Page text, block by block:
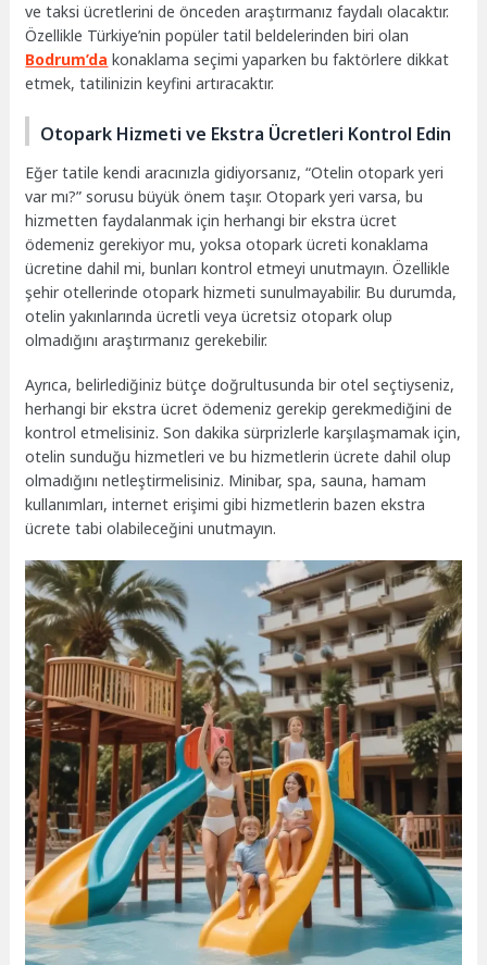
ve taksi ücretlerini de önceden araştırmanız faydalı olacaktır.
Özellikle Türkiye’nin popüler tatil beldelerinden biri olan
Bodrum’da konaklama seçimi yaparken bu faktörlere dikkat
etmek, tatilinizin keyfini artıracaktır.
Otopark Hizmeti ve Ekstra Ücretleri Kontrol Edin
Eğer tatile kendi aracınızla gidiyorsanız, “Otelin otopark yeri
var mı?” sorusu büyük önem taşır. Otopark yeri varsa, bu
hizmetten faydalanmak için herhangi bir ekstra ücret
ödemeniz gerekiyor mu, yoksa otopark ücreti konaklama
ücretine dahil mi, bunları kontrol etmeyi unutmayın. Özellikle
şehir otellerinde otopark hizmeti sunulmayabilir. Bu durumda,
otelin yakınlarında ücretli veya ücretsiz otopark olup
olmadığını araştırmanız gerekebilir.
Ayrıca, belirlediğiniz bütçe doğrultusunda bir otel seçtiyseniz,
herhangi bir ekstra ücret ödemeniz gerekip gerekmediğini de
kontrol etmelisiniz. Son dakika sürprizlerle karşılaşmamak için,
otelin sunduğu hizmetleri ve bu hizmetlerin ücrete dahil olup
olmadığını netleştirmelisiniz. Minibar, spa, sauna, hamam
kullanımları, internet erişimi gibi hizmetlerin bazen ekstra
ücrete tabi olabileceğini unutmayın.